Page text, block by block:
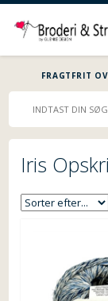
FRAGTFRIT
Iris